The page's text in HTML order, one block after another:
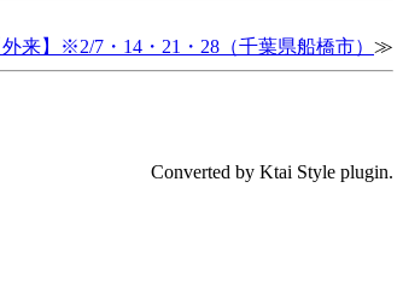
来】※2/7・14・21・28（千葉県船橋市） ≫
Converted by Ktai Style plugin.